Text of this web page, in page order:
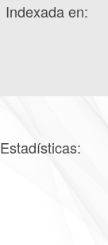
Indexada en:
Estadísticas: